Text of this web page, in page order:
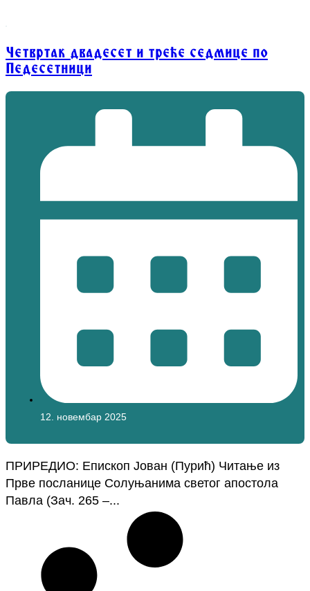
Четвртак двадесет и треће седмице по
Педесетници
12. новембар 2025
ПРИРЕДИО: Епископ Јован (Пурић) Читање из
Прве посланице Солуњанима светог апостола
Павла (Зач. 265 –...